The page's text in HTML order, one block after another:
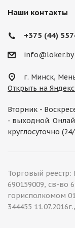
Наши контакты
+375 (44)
info@loker.by
г. Минск,
Открыть на
Вторник -
- выходной.
круглосуточно
Торговый
690159009, св-во
горисполкомом
344455